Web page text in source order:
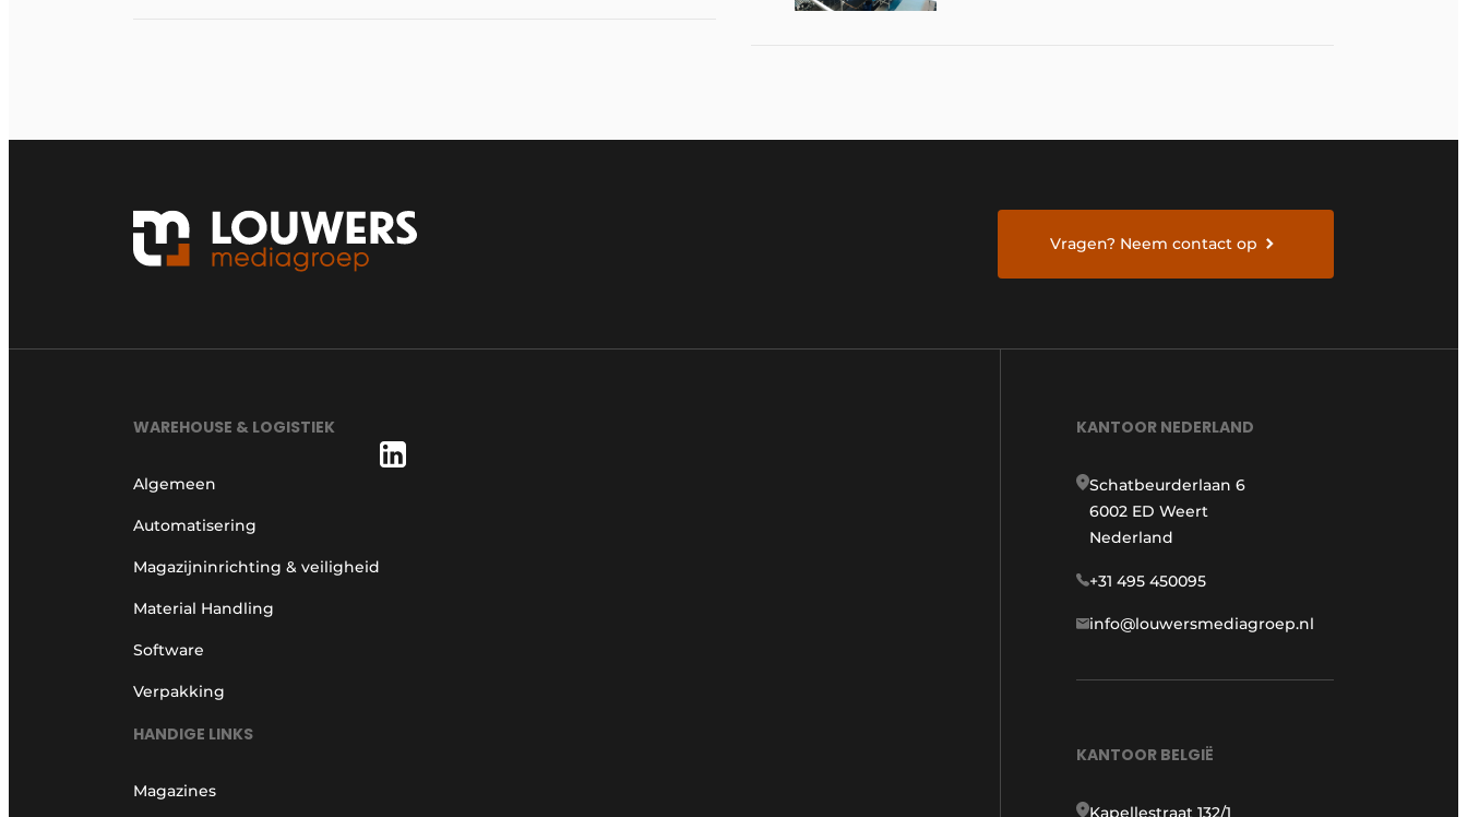
Vragen? Neem contact op
WAREHOUSE & LOGISTIEK
Algemeen
Automatisering
Magazijninrichting & veiligheid
Material Handling
Software
Verpakking
HANDIGE LINKS
Magazines
KANTOOR NEDERLAND
Schatbeurderlaan 6
6002 ED Weert
Nederland
+31 495 450095
info@louwersmediagroep.nl
KANTOOR BELGIË
Kapellestraat 132/1